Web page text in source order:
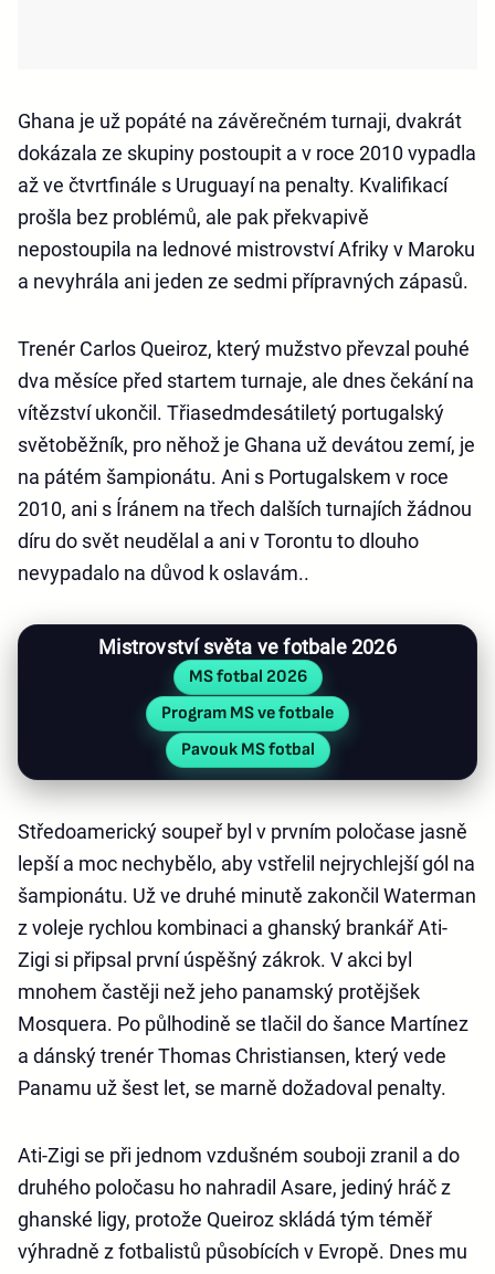
Ghana je už popáté na závěrečném turnaji, dvakrát
dokázala ze skupiny postoupit a v roce 2010 vypadla
až ve čtvrtfinále s Uruguayí na penalty. Kvalifikací
prošla bez problémů, ale pak překvapivě
nepostoupila na lednové mistrovství Afriky v Maroku
a nevyhrála ani jeden ze sedmi přípravných zápasů.
Trenér Carlos Queiroz, který mužstvo převzal pouhé
dva měsíce před startem turnaje, ale dnes čekání na
vítězství ukončil. Třiasedmdesátiletý portugalský
světoběžník, pro něhož je Ghana už devátou zemí, je
na pátém šampionátu. Ani s Portugalskem v roce
2010, ani s Íránem na třech dalších turnajích žádnou
díru do svět neudělal a ani v Torontu to dlouho
nevypadalo na důvod k oslavám..
Mistrovství světa ve fotbale 2026
MS fotbal 2026
Program MS ve fotbale
Pavouk MS fotbal
Středoamerický soupeř byl v prvním poločase jasně
lepší a moc nechybělo, aby vstřelil nejrychlejší gól na
šampionátu. Už ve druhé minutě zakončil Waterman
z voleje rychlou kombinaci a ghanský brankář Ati-
Zigi si připsal první úspěšný zákrok. V akci byl
mnohem častěji než jeho panamský protějšek
Mosquera. Po půlhodině se tlačil do šance Martínez
a dánský trenér Thomas Christiansen, který vede
Panamu už šest let, se marně dožadoval penalty.
Ati-Zigi se při jednom vzdušném souboji zranil a do
druhého poločasu ho nahradil Asare, jediný hráč z
ghanské ligy, protože Queiroz skládá tým téměř
výhradně z fotbalistů působících v Evropě. Dnes mu